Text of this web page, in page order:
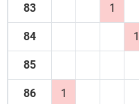
83 1
84 1
85
86 1